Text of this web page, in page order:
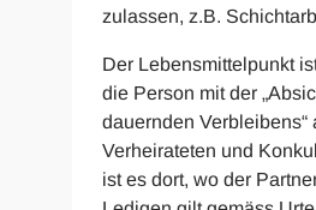
zulassen, z.B.
Der Lebensmittelpunkt
die Person mit der
dauernden Verbleibens“
Verheirateten und
ist es dort, wo der